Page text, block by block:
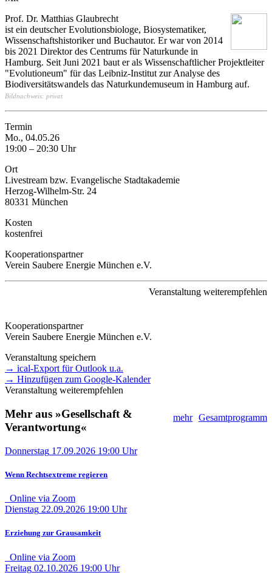
Prof. Dr. Matthias Glaubrecht
ist ein deutscher Evolutionsbiologe, Biosystematiker,
Wissenschaftshistoriker und Buchautor. Er war von 2014
bis 2021 Direktor des Centrums für Naturkunde in
Hamburg. Seit Juni 2021 baut er als Wissenschaftlicher Projektleiter
"Evolutioneum" für das Leibniz-Institut zur Analyse des
Biodiversitätswandels das Naturkundemuseum in Hamburg auf.
Bildnachweis: privat
Termin
Mo., 04.05.26
19:00 – 20:30 Uhr
Ort
Livestream bzw. Evangelische Stadtakademie
Herzog-Wilhelm-Str. 24
80331 München
Kosten
kostenfrei
Kooperationspartner
Verein Saubere Energie München e.V.
Veranstaltung weiterempfehlen
Kooperationspartner
Verein Saubere Energie München e.V.
Veranstaltung speichern
→ ical-Export für Outlook u.a.
→ Hinzufügen zum Google-Kalender
Veranstaltung weiterempfehlen
Gesamtprogramm
mehr
Mehr aus »Gesellschaft &
Verantwortung«
Donnerstag 17.09.2026 19:00 Uhr
Wenn Rechtsextreme regieren
Online via Zoom
Dienstag 22.09.2026 19:00 Uhr
Erziehung zur Grausamkeit
Online via Zoom
Freitag 02.10.2026 19:00 Uhr